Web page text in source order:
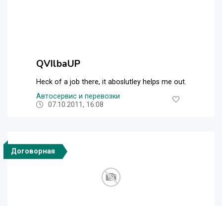
QVIlbaUP
Heck of a job there, it aboslutley helps me out.
Автосервис и перевозки
07.10.2011, 16:08
Договорная